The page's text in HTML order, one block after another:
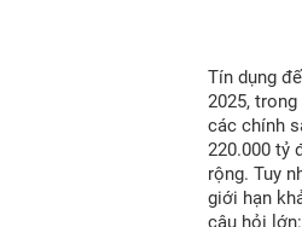
Tín dụng
2025,
các chính
220.000 tỷ
rộng. Tuy
giới hạn
câu hỏi